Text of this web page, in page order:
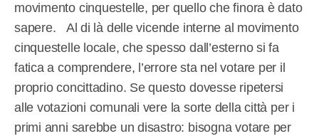
movimento cinquestelle, per quello che finora è dato
sapere. Al di là delle vicende interne al movimento
cinquestelle locale, che spesso dall’esterno si fa
fatica a comprendere, l’errore sta nel votare per il
proprio concittadino. Se questo dovesse ripetersi
alle votazioni comunali vere la sorte della città per i
primi anni sarebbe un disastro: bisogna votare per